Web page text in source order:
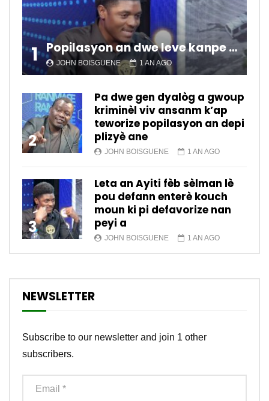
1 Popilasyon an dwe leve kanpe pou chanje sitiyasyon kawotik l’ap viv nan peyi a.
JOHN BOISGUENE 1 AN AGO
2
Pa dwe gen dyalòg a gwoup
kriminèl viv ansanm k’ap
teworize popilasyon an depi
plizyè ane
JOHN BOISGUENE 1 AN AGO
3
Leta an Ayiti fèb sèlman lè
pou defann enterè kouch
moun ki pi defavorize nan
peyi a
JOHN BOISGUENE 1 AN AGO
NEWSLETTER
Subscribe to our newsletter and join 1 other
subscribers.